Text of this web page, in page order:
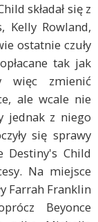
składał się z
Kelly Rowland,
ostatnie czuły
tak jak
więc zmienić
ale wcale nie
jednak z niego
się sprawy
Destiny's Child
Na miejsce
Farrah Franklin
Beyonce